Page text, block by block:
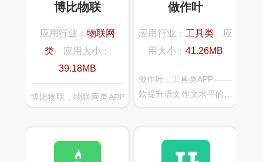
博比物联
应用行业： 物联网
类应用大小：
39.18MB
博比物联，物联网类APP
万物互联的时代也将到
来。智能家居在这里扮演
着-个不可或缺的重要角
做作叶
应用行业： 工具类 应
用大小：41.26MB
做作叶，工具类APP——-
款提升语文作文水平的教
育平台类产品，以线下的
为引导，展开符合教学进
度的作文比赛。作文主题